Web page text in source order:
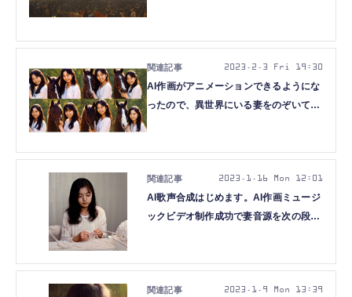
AI作画がアニメーションできるようにな
ったので、異世界にいる妻をのぞいてみ
2023.2.3 Fri 19:30
AI歌声合成はじめます。AI作画ミュージ
ックビデオ制作成功で妻音源を次の段階
2023.1.16 Mon 12:01
2023.1.9 Mon 13:39